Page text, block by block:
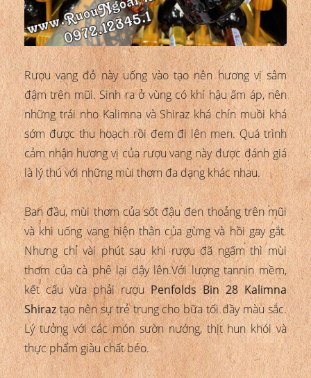
Rượu vang đỏ này uống vào tạo nên hương vị sâm
đậm trên mũi. Sinh ra ở vùng có khí hậu ấm áp, nên
những trái nho Kalimna và Shiraz khá chín muồi khá
sớm được thu hoạch rồi đem đi lên men. Quá trình
cảm nhận hương vị của rượu vang này được đánh giá
là lý thú với những mùi thơm đa dạng khác nhau.
Ban đầu, mùi thơm của sốt đậu đen thoảng trên mũi
và khi uống vang hiện thân của gừng và hồi gay gắt.
Nhưng chỉ vài phút sau khi rượu đã ngấm thì mùi
thơm của cà phê lại dậy lên.Với lượng tannin mềm,
kết cấu vừa phải rượuPenfolds Bin 28 Kalimna
Shiraztạo nên sự trẻ trung cho bữa tối đầy màu sắc.
Lý tưởng với các món sườn nướng, thịt hun khói và
thực phẩm giàu chất béo.